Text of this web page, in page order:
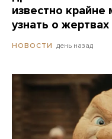
известно
узнать о жертвах
НОВОСТИ день назад